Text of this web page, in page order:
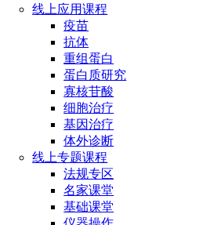
线上应用课程
疫苗
抗体
重组蛋白
蛋白质研究
寡核苷酸
细胞治疗
基因治疗
体外诊断
线上专题课程
法规专区
名家课堂
基础课堂